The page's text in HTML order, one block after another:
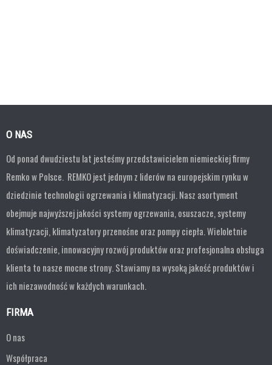
O NAS
Od ponad dwudziestu lat jesteśmy przedstawicielem niemieckiej firmy
Remko w Polsce. REMKO jest jednym z liderów na europejskim rynku w
dziedzinie technologii ogrzewania i klimatyzacji. Nasz asortyment
obejmuje najwyższej jakości systemy ogrzewania, osuszacze, systemy
klimatyzacji, klimatyzatory przenośne oraz pompy ciepła. Wieloletnie
doświadczenie, innowacyjny rozwój produktów oraz profesjonalna obsługa
klienta to nasze mocne strony. Stawiamy na wysoką jakość produktów i
ich niezawodność w każdych warunkach.
FIRMA
O nas
Współpraca